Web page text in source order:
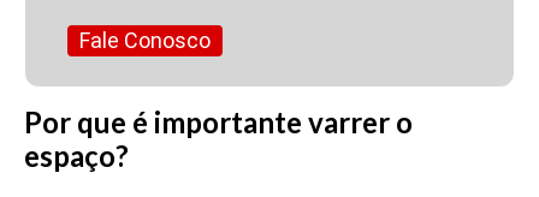
Fale Conosco
Por que é importante varrer o
espaço?